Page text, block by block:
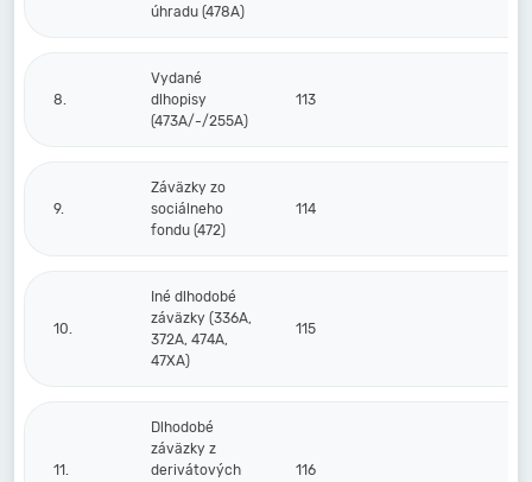
úhradu (478A)
8.
Vydané
dlhopisy
(473A/-/255A)
113
9.
Záväzky zo
sociálneho
fondu (472)
114
10.
Iné dlhodobé
záväzky (336A,
372A, 474A,
47XA)
115
11.
Dlhodobé
záväzky z
derivátových
116